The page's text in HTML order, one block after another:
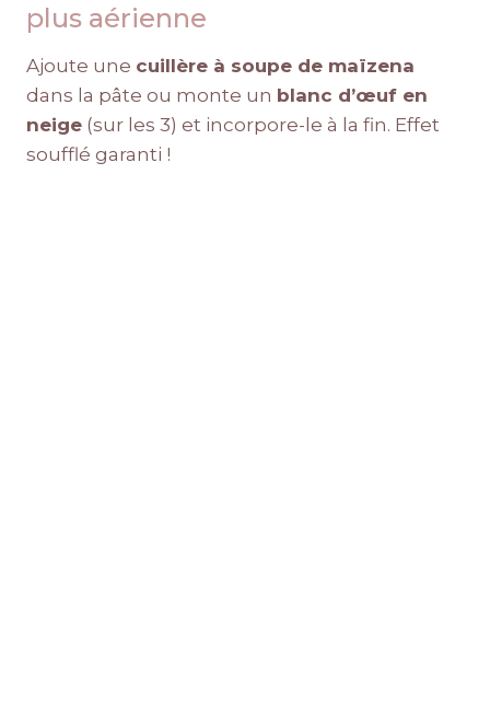
plus aérienne
Ajoute une cuillère à soupe de maïzena
dans la pâte ou monte un blanc d’œuf en
neige (sur les 3) et incorpore-le à la fin. Effet
soufflé garanti !